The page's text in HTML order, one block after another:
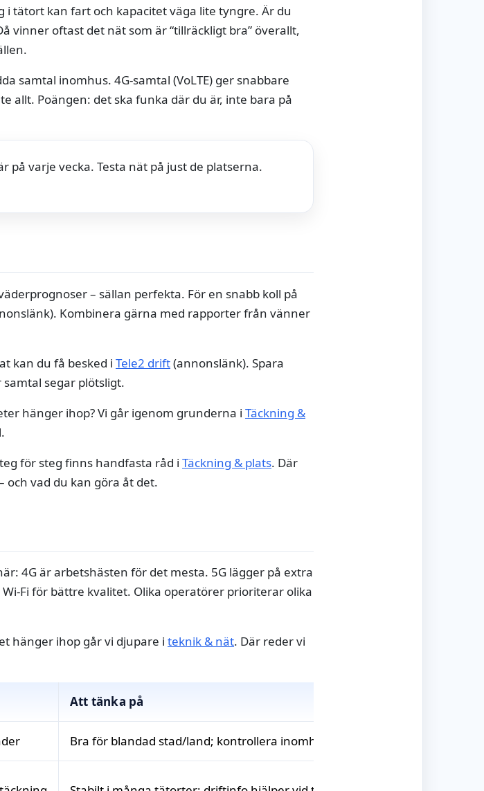
tätort kan fart och kapacitet väga lite tyngre. Är du
vinner oftast det nät som är “tillräckligt bra” överallt,
samtal inomhus. 4G‑samtal (VoLTE) ger snabbare
allt. Poängen: det ska funka där du är, inte bara på
på varje vecka. Testa nät på just de platserna.
– sällan perfekta. För en snabb koll på
Kombinera gärna med rapporter från vänner
kan du få besked i Tele2 drift(annonslänk). Spara
segar plötsligt.
hänger ihop? Vi går igenom grunderna i Täckning &
för steg finns handfasta råd i Täckning & plats. Där
och vad du kan göra åt det.
4G är arbetshästen för det mesta. 5G lägger på extra
för bättre kvalitet. Olika operatörer prioriterar olika
hänger ihop går vi djupare i teknik & nät. Där reder vi
Att tänka på
Bra för blandad stad/land; kontrollera inomhustäckning i tätare hus